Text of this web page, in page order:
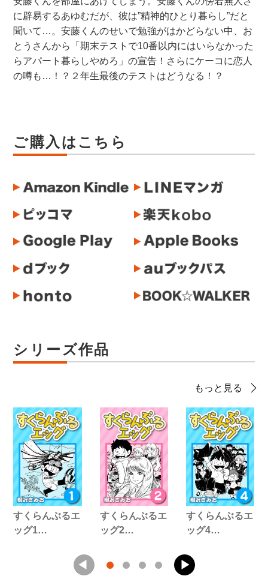
に辟易するあゆむだが、彼は”精神的ひとり暮らし”だと
聞いて…。安藤くんのせいで勉強がはかどらない中、お
とうさんから「期末テストで10番以内にはいらなかった
らアパート暮らしやめろ」の宣告！さらにケーコに恋人
の噂も…！？２年生最後のテストはどうなる！？
ご購入はこちら
シリーズ作品
もっと見る
すくらんぶるエ
ッグ1…
すくらんぶるエ
ッグ2…
すくらんぶるエ
ッグ4…